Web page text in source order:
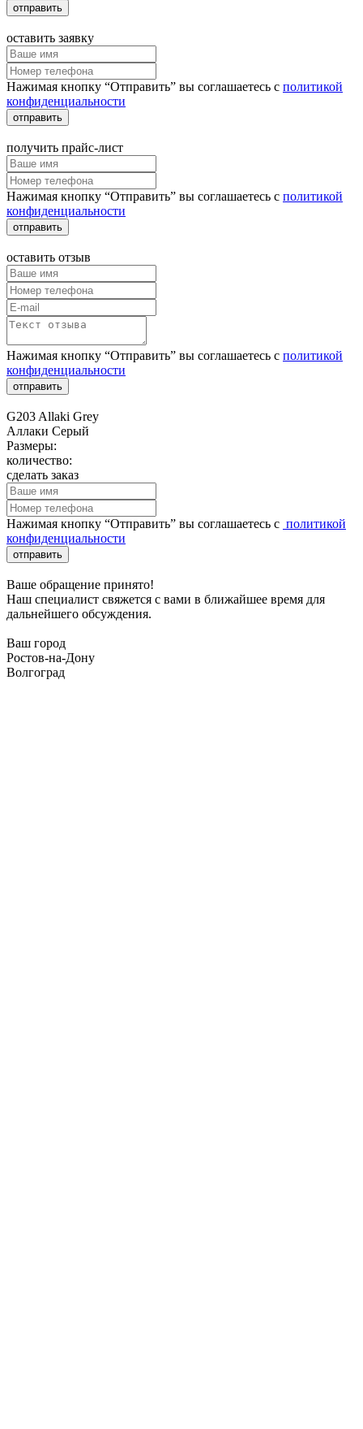
отправить
оставить заявку
Нажимая кнопку “Отправить” вы соглашаетесь с политикой
конфиденциальности
отправить
получить прайс-лист
Нажимая кнопку “Отправить” вы соглашаетесь с политикой
конфиденциальности
отправить
оставить отзыв
Нажимая кнопку “Отправить” вы соглашаетесь с политикой
конфиденциальности
отправить
G203 Allaki Grey
Аллаки Серый
Размеры:
количество:
сделать заказ
Нажимая кнопку “Отправить” вы соглашаетесь с политикой
конфиденциальности
отправить
Ваше обращение принято!
Наш специалист свяжется с вами в ближайшее время для
дальнейшего обсуждения.
Ваш город
Ростов-на-Дону
Волгоград